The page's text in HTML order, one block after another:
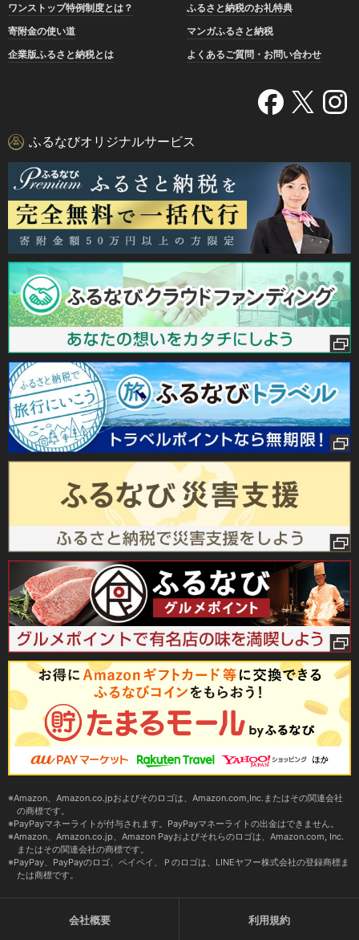
ワンストップ特例制度とは？
ふるさと納税のお礼特典
寄附金の使い道
マンガふるさと納税
企業版ふるさと納税とは
よくあるご質問・お問い合わせ
ふるなびオリジナルサービス
Amazon、Amazon.co.jpおよびそのロゴは、Amazon.com,Inc.またはその関連会社
の商標です。
PayPayマネーライトが付与されます。PayPayマネーライトの出金はできません。
Amazon、Amazon.co.jp、Amazon Payおよびそれらのロゴは、Amazon.com, Inc.
またはその関連会社の商標です。
PayPay、PayPayのロゴ、ペイペイ、Ｐのロゴは、LINEヤフー株式会社の登録商標ま
たは商標です。
会社概要 利用規約